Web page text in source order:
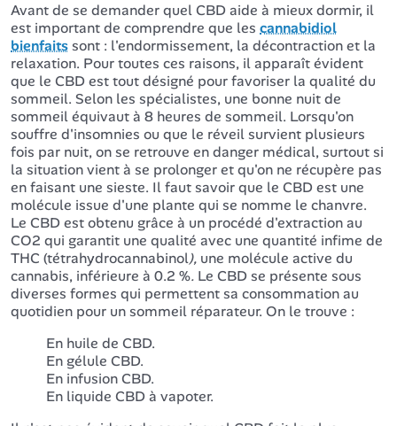
Avant de se demander quel CBD aide à mieux dormir, il
est important de comprendre que les cannabidiol
bienfaitssont : l'endormissement, la décontraction et la
relaxation. Pour toutes ces raisons, il apparaît évident
que le CBD est tout désigné pour favoriser la qualité du
sommeil. Selon les spécialistes, une bonne nuit de
sommeil équivaut à 8 heures de sommeil. Lorsqu'on
souffre d'insomnies ou que le réveil survient plusieurs
fois par nuit, on se retrouve en danger médical, surtout si
la situation vient à se prolonger et qu'on ne récupère pas
en faisant une sieste. Il faut savoir que le CBD est une
molécule issue d'une plante qui se nomme le chanvre.
Le CBD est obtenu grâce à un procédé d'extraction au
CO2 qui garantit une qualité avec une quantité infime de
THC (tétrahydrocannabinol), une molécule active du
cannabis, inférieure à 0.2 %. Le CBD se présente sous
diverses formes qui permettent sa consommation au
quotidien pour un sommeil réparateur. On le trouve :
En huile de CBD.
En gélule CBD.
En infusion CBD.
En liquide CBD à vapoter.